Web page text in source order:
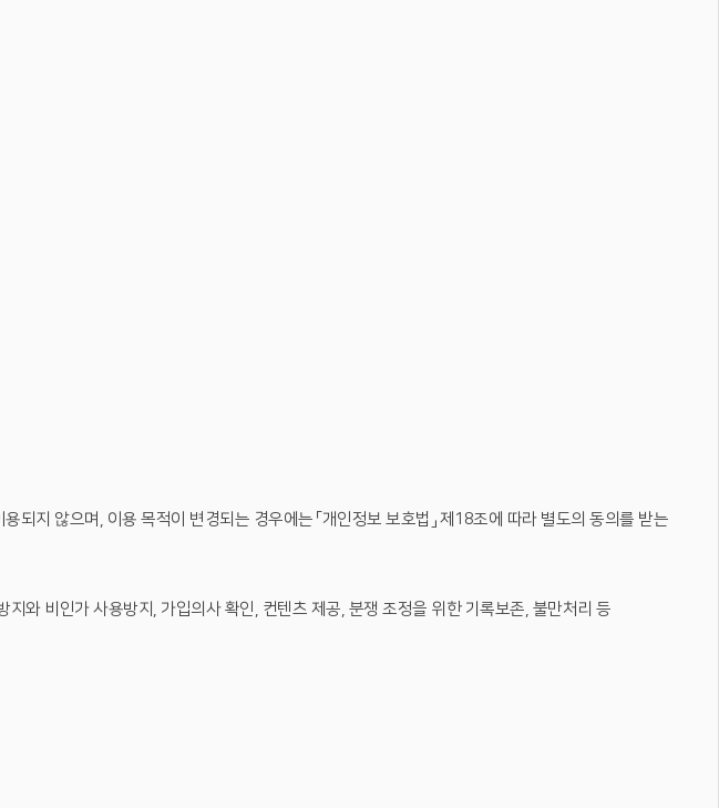
지 않으며, 이용 목적이 변경되는 경우에는 「개인정보 보호법」 제18조에 따라 별도의 동의를 받는
와 비인가 사용방지, 가입의사 확인, 컨텐츠 제공, 분쟁 조정을 위한 기록보존, 불만처리 등